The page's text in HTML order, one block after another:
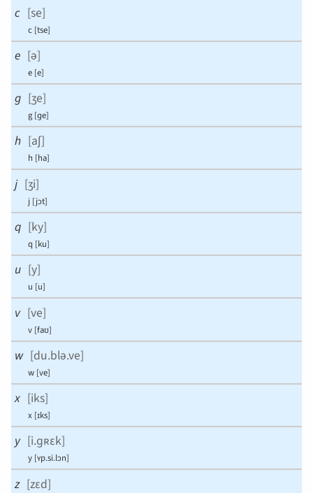
c [se]
c [tse]
e [ə]
e [e]
g [ʒe]
g [ɡe]
h [aʃ]
h [ha]
j [ʒi]
j [jɔt]
q [ky]
q [ku]
u [y]
u [u]
v [ve]
v [faʊ⁠]
w [du.blə.ve]
w [ve]
x [iks]
x [ɪks]
y [i.ɡʀɛk]
y [⁠ʏp.si.lɔn]
z [zɛd]